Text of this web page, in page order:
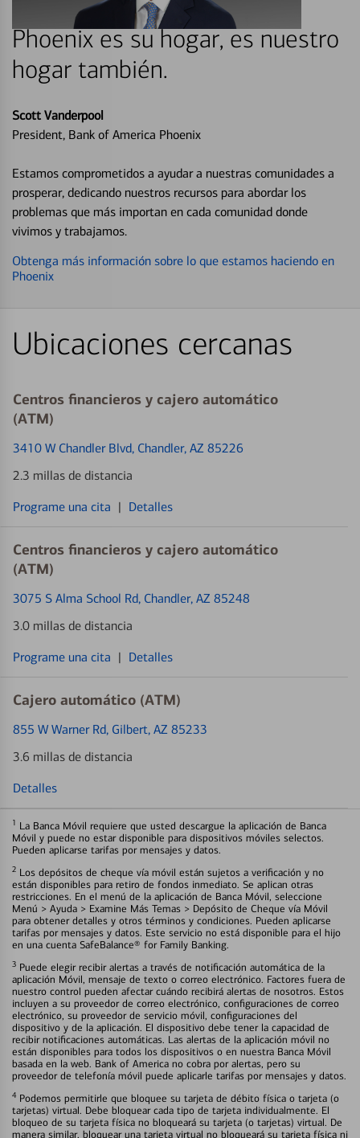
Phoenix es su hogar, es nuestro
hogar también.
Scott Vanderpool
President, Bank of America Phoenix
Estamos comprometidos a ayudar a nuestras comunidades a
prosperar, dedicando nuestros recursos para abordar los
problemas que más importan en cada comunidad donde
vivimos y trabajamos.
Obtenga más información sobre lo que estamos haciendo en
Phoenix
Ubicaciones cercanas
Centros financieros y cajero automático
(ATM)
3410 W Chandler Blvd, Chandler, AZ 85226
2.3 millas de distancia
Programe una cita | Detalles
Centros financieros y cajero automático
(ATM)
3075 S Alma School Rd, Chandler, AZ 85248
3.0 millas de distancia
Programe una cita | Detalles
Cajero automático (ATM)
855 W Warner Rd, Gilbert, AZ 85233
3.6 millas de distancia
Detalles
1 La Banca Móvil requiere que usted descargue la aplicación de Banca
Móvil y puede no estar disponible para dispositivos móviles selectos.
Pueden aplicarse tarifas por mensajes y datos.
2 Los depósitos de cheque vía móvil están sujetos a verificación y no
están disponibles para retiro de fondos inmediato. Se aplican otras
restricciones. En el menú de la aplicación de Banca Móvil, seleccione
Menú > Ayuda > Examine Más Temas > Depósito de Cheque vía Móvil
para obtener detalles y otros términos y condiciones. Pueden aplicarse
tarifas por mensajes y datos. Este servicio no está disponible para el hijo
en una cuenta SafeBalance® for Family Banking.
3 Puede elegir recibir alertas a través de notificación automática de la
aplicación Móvil, mensaje de texto o correo electrónico. Factores fuera de
nuestro control pueden afectar cuándo recibirá alertas de nosotros. Estos
incluyen a su proveedor de correo electrónico, configuraciones de correo
electrónico, su proveedor de servicio móvil, configuraciones del
dispositivo y de la aplicación. El dispositivo debe tener la capacidad de
recibir notificaciones automáticas. Las alertas de la aplicación móvil no
están disponibles para todos los dispositivos o en nuestra Banca Móvil
basada en la web. Bank of America no cobra por alertas, pero su
proveedor de telefonía móvil puede aplicarle tarifas por mensajes y datos.
4 Podemos permitirle que bloquee su tarjeta de débito física o tarjeta (o
tarjetas) virtual. Debe bloquear cada tipo de tarjeta individualmente. El
bloqueo de su tarjeta física no bloqueará su tarjeta (o tarjetas) virtual. De
manera similar, bloquear una tarjeta virtual no bloqueará su tarjeta física ni